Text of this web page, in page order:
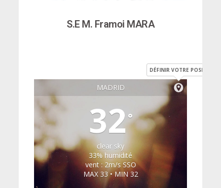
S.E M. Framoi MARA
MADRID
DÉFINIR VOTRE POSITION
32°
clear sky
33% humidité
vent : 2m/s SSO
MAX 33 • MIN 32